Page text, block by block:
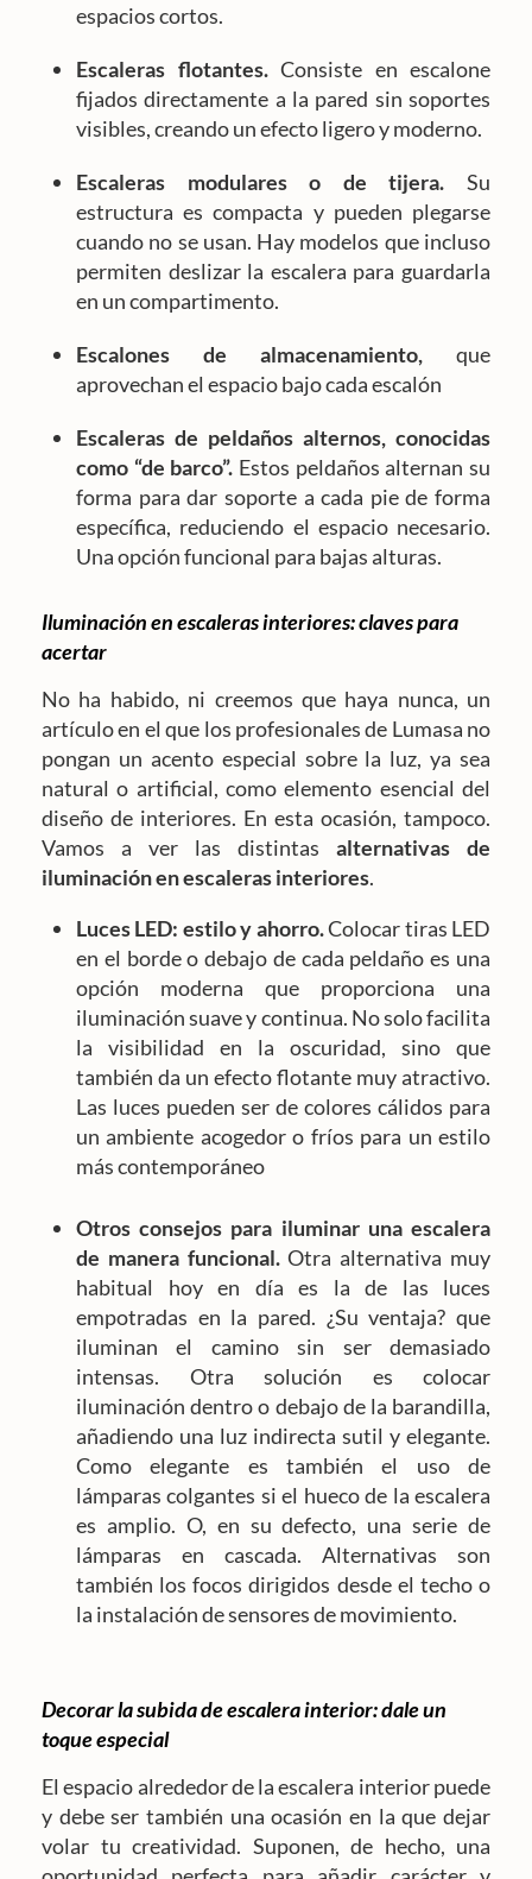
espacios cortos.
Escaleras flotantes. Consiste en escalone
fijados directamente a la pared sin soportes
visibles, creando un efecto ligero y moderno.
Escaleras modulares o de tijera. Su
estructura es compacta y pueden plegarse
cuando no se usan. Hay modelos que incluso
permiten deslizar la escalera para guardarla
en un compartimento.
Escalones de almacenamiento, que
aprovechan el espacio bajo cada escalón
Escaleras de peldaños alternos, conocidas
como “de barco”. Estos peldaños alternan su
forma para dar soporte a cada pie de forma
específica, reduciendo el espacio necesario.
Una opción funcional para bajas alturas.
Iluminación en escaleras interiores: claves para
acertar
No ha habido, ni creemos que haya nunca, un
artículo en el que los profesionales de Lumasa no
pongan un acento especial sobre la luz, ya sea
natural o artificial, como elemento esencial del
diseño de interiores. En esta ocasión, tampoco.
Vamos a ver las distintas alternativas de
iluminación en escaleras interiores.
Luces LED: estilo y ahorro.Colocar tiras LED
en el borde o debajo de cada peldaño es una
opción moderna que proporciona una
iluminación suave y continua. No solo facilita
la visibilidad en la oscuridad, sino que
también da un efecto flotante muy atractivo.
Las luces pueden ser de colores cálidos para
un ambiente acogedor o fríos para un estilo
más contemporáneo
Otros consejos para iluminar una escalera
de manera funcional.Otra alternativa muy
habitual hoy en día es la de las luces
empotradas en la pared. ¿Su ventaja? que
iluminan el camino sin ser demasiado
intensas. Otra solución es colocar
iluminación dentro o debajo de la barandilla,
añadiendo una luz indirecta sutil y elegante.
Como elegante es también el uso de
lámparas colgantes si el hueco de la escalera
es amplio. O, en su defecto, una serie de
lámparas en cascada. Alternativas son
también los focos dirigidos desde el techo o
la instalación de sensores de movimiento.
Decorar la subida de escalera interior: dale un
toque especial
El espacio alrededor de la escalera interior puede
y debe ser también una ocasión en la que dejar
volar tu creatividad. Suponen, de hecho, una